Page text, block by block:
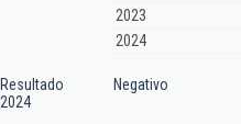
2023
2024
Resultado
2024
Negativo